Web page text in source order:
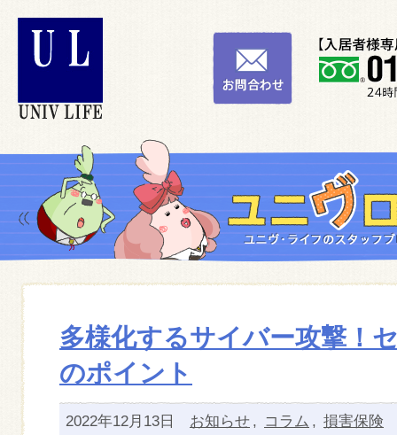
多様化するサイバー攻撃！
のポイント
2022年12月13日 お知らせ , コラム , 損害保険